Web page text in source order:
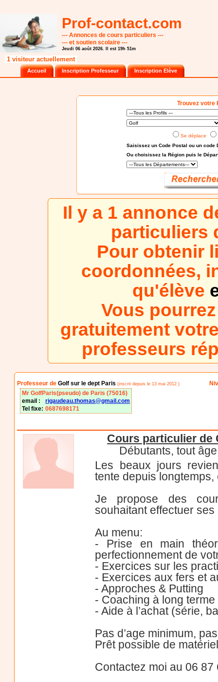
Prof-contact.com
--- Annonces de cours particuliers ---
--- et soutien scolaire ---
Jeudi 06 août 2026. Il est 19h 51m
1 visiteur actuellement
Accueil Inscription Professeur Inscription Elève
Trouvez votre
Se déplace
Saisissez un Code Postal ou un code
Ou choisissezla Région puis le
Il y a 1 annonce
particuliers
Pour obtenir
coordonnées,
qu'élève
Vous
gratuitement
professeurs
Professeur deGolf sur le dept Paris (inscrit depuis le 13 mai 2012 )
Mr GolfParis(pseudo) de Paris (75016)
email :
rigaudeau.thomas@gmail.com
Tel fixe: 0687698171
Cours particulier de
Débutants, tout âge
Les beaux jours
tente depuis longtemps,
Je propose des
souhaitant effectuer
Au menu:
- Prise en main
perfectionnement de
- Exercices sur les
- Exercices aux fers et
- Approches & Putting
- Coaching à long terme
- Aide à l’achat (série,
Pas d’age minimum,
Prêt possible de
Contactez moi au 06 87